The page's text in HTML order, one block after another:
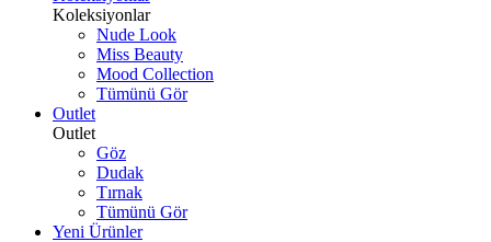
Koleksiyonlar
Nude Look
Miss Beauty
Mood Collection
Tümünü Gör
Outlet
Outlet
Göz
Dudak
Tırnak
Tümünü Gör
Yeni Ürünler